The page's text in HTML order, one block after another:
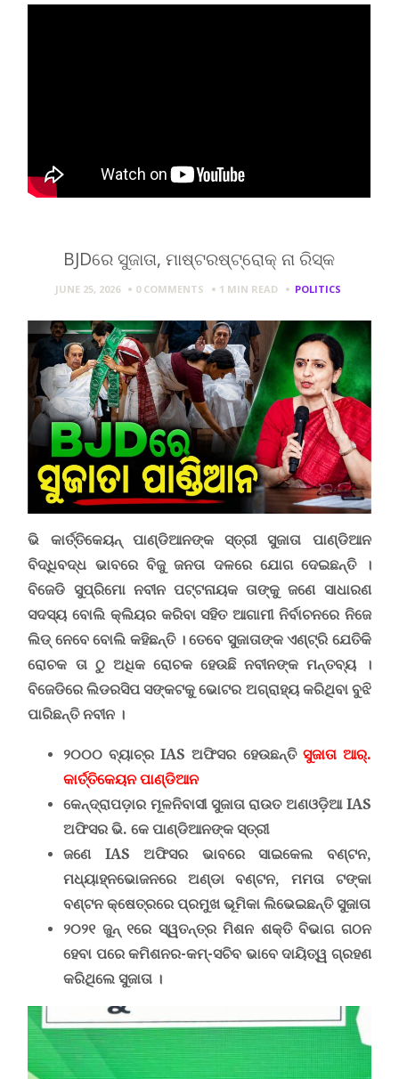
BJDରେ ସୁଜାତା, ମାଷ୍ଟରଷ୍ଟ୍ରୋକ୍ ନା ରିସ୍କ
JUNE 25, 2026 0 COMMENTS 1 MIN READ POLITICS
ଭି କାର୍ତ୍ତିକେୟନ୍ ପାଣ୍ଡିଆନଙ୍କ ସ୍ତ୍ରୀ ସୁଜାତା ପାଣ୍ଡିଆନ
ବିଦ୍ଧିବଦ୍ଧ ଭାବରେ ବିଜୁ ଜନତା ଦଳରେ ଯୋଗ ଦେଇଛନ୍ତି ।
ବିଜେଡି ସୁପ୍ରିମୋ ନବୀନ ପଟ୍ଟନାୟକ ତାଙ୍କୁ ଜଣେ ସାଧାରଣ
ସଦସ୍ୟ ବୋଲି କ୍ଲିୟର କରିବା ସହିତ ଆଗାମୀ ନିର୍ବାଚନରେ ନିଜେ
ଲିଡ୍ ନେବେ ବୋଲି କହିଛନ୍ତି । ତେବେ ସୁଜାତାଙ୍କ ଏଣ୍ଟ୍ରି ଯେତିକି
ରୋଚକ ତା ଠୁ ଅଧିକ ରୋଚକ ହେଉଛି ନବୀନଙ୍କ ମନ୍ତବ୍ୟ ।
ବିଜେଡିରେ ଲିଡରସିପ ସଙ୍କଟକୁ ଭୋଟର ଅଗ୍ରାହ୍ୟ କରିଥିବା ବୁଝି
ପାରିଛନ୍ତି ନବୀନ ।
୨୦୦୦ ବ୍ୟାଚ୍‌ରIAS ଅଫିସର ହେଉଛନ୍ତି ସୁଜାତା ଆର୍.
କାର୍ତ୍ତିକେୟନ ପାଣ୍ଡିଆନ
କେନ୍ଦ୍ରାପଡ଼ାର ମୂଳନିବାସୀ ସୁଜାତା ରାଉତ ଅଣଓଡ଼ିଆ IAS
ଅଫିସର ଭି. କେ ପାଣ୍ଡିଆନଙ୍କ ସ୍ତ୍ରୀ
ଜଣେ IAS ଅଫିସର ଭାବରେ ସାଇକେଲ ବଣ୍ଟନ,
ମଧ୍ୟାହ୍ନଭୋଜନରେ ଅଣ୍ଡା ବଣ୍ଟନ, ମମତା ଟଙ୍କା
ବଣ୍ଟନ କ୍ଷେତ୍ରରେ ପ୍ରମୁଖ ଭୂମିକା ଲିଭେଇଛନ୍ତି ସୁଜାତା
୨୦୨୧ ଜୁନ୍ ୧ରେ ସ୍ୱତନ୍ତ୍ର ମିଶନ ଶକ୍ତି ବିଭାଗ ଗଠନ
ହେବା ପରେ କମିଶନର-କମ୍-ସଚିବ ଭାବେ ଦାୟିତ୍ୱ ଗ୍ରହଣ
କରିଥିଲେ ସୁଜାତା ।